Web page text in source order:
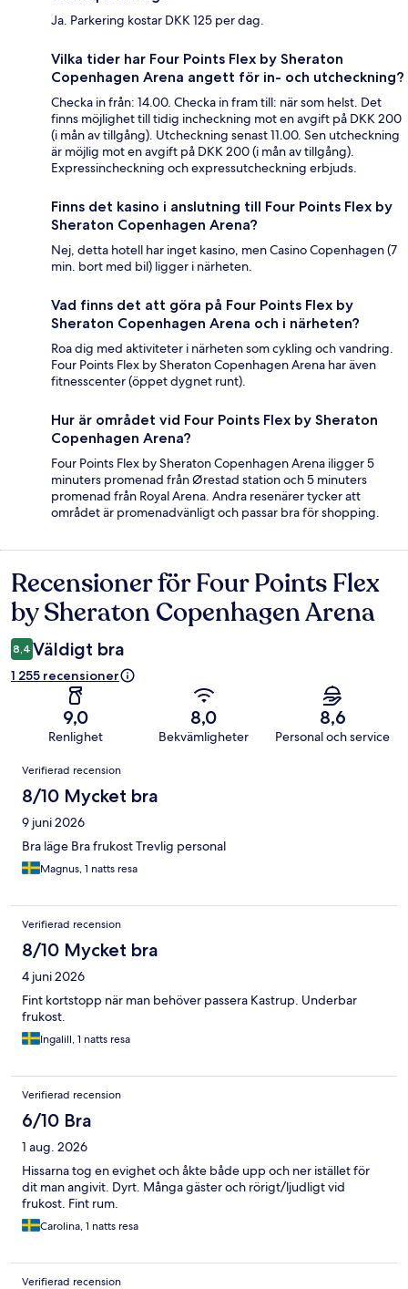
Ja. Parkering kostar DKK 125 per dag.
Vilka tider har Four Points Flex by Sheraton
Copenhagen Arena angett för in- och utcheckning?
Checka in från: 14.00. Checka in fram till: när som helst. Det
finns möjlighet till tidig incheckning mot en avgift på DKK 200
(i mån av tillgång). Utcheckning senast 11.00. Sen utcheckning
är möjlig mot en avgift på DKK 200 (i mån av tillgång).
Expressincheckning och expressutcheckning erbjuds.
Finns det kasino i anslutning till Four Points Flex by
Sheraton Copenhagen Arena?
Nej, detta hotell har inget kasino, men Casino Copenhagen (7
min. bort med bil) ligger i närheten.
Vad finns det att göra på Four Points Flex by
Sheraton Copenhagen Arena och i närheten?
Roa dig med aktiviteter i närheten som cykling och vandring.
Four Points Flex by Sheraton Copenhagen Arena har även
fitnesscenter (öppet dygnet runt).
Hur är området vid Four Points Flex by Sheraton
Copenhagen Arena?
Four Points Flex by Sheraton Copenhagen Arena iligger 5
minuters promenad från Ørestad station och 5 minuters
promenad från Royal Arena. Andra resenärer tycker att
området är promenadvänligt och passar bra för shopping.
Recensioner
Recensioner för Four Points Flex
by Sheraton Copenhagen Arena
8,4 Väldigt bra
1 255 recensioner
9,0
Renlighet
8,0
Bekvämligheter
8,6
Personal och service
Recensioner
Verifierad recension
8/10 Mycket bra
9 juni 2026
Bra läge Bra frukost Trevlig personal
Magnus, 1 natts resa
Verifierad recension
8/10 Mycket bra
4 juni 2026
Fint kortstopp när man behöver passera Kastrup. Underbar
frukost.
Ingalill, 1 natts resa
Verifierad recension
6/10 Bra
1 aug. 2026
Hissarna tog en evighet och åkte både upp och ner istället för
dit man angivit. Dyrt. Många gäster och rörigt/ljudligt vid
frukost. Fint rum.
Carolina, 1 natts resa
Verifierad recension